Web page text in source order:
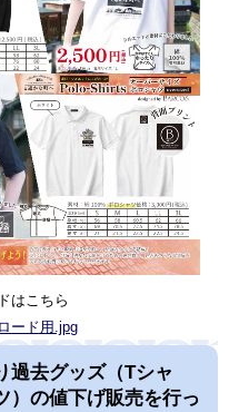
はこちら
ード用.jpg
過去グッズ（Tシャ
）の値下げ販売を行っ